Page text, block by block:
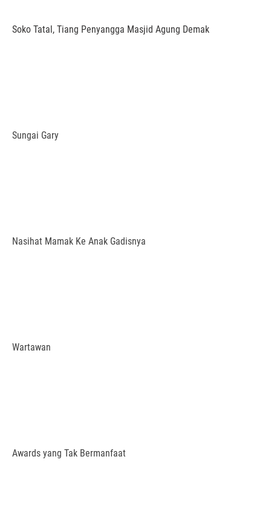
Soko Tatal, Tiang Penyangga Masjid Agung Demak
Sungai Gary
Nasihat Mamak Ke Anak Gadisnya
Wartawan
Awards yang Tak Bermanfaat